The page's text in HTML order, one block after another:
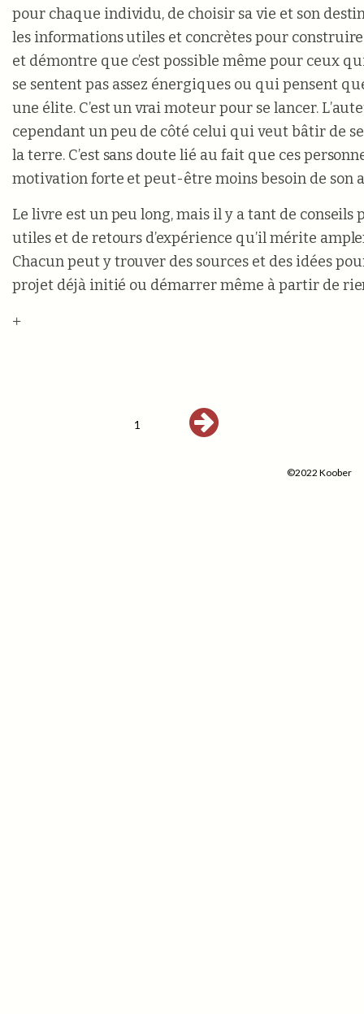
pour chaque individu, de choisir sa vie et son
les informations utiles et concrètes pour construire
et démontre que c’est possible même pour ceux
se sentent pas assez énergiques ou qui pensent
une élite. C’est un vrai moteur pour se lancer.
cependant un peu de côté celui qui veut bâtir de
la terre. C’est sans doute lié au fait que ces
motivation forte et peut-être moins besoin de son
Le livre est un peu long, mais il y a tant de conseils
utiles et de retours d’expérience qu’il mérite
Chacun peut y trouver des sources et des idées
projet déjà initié ou démarrer même à partir de
+
1
©2022 Koober